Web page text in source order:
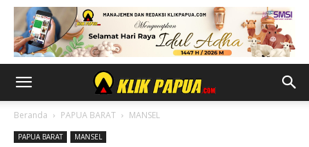
Beranda PAPUA BARAT MANSEL
PAPUA BARAT MANSEL